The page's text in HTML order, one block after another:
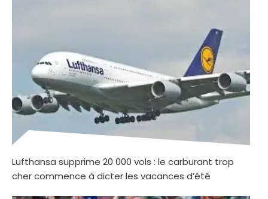
Lufthansa supprime 20 000 vols : le carburant trop
cher commence à dicter les vacances d’été